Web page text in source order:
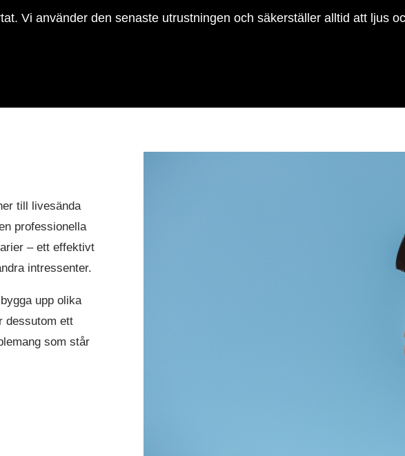
Vi använder den senaste utrustningen och säkerställer alltid att ljus
till livesända
professionella
– ett effektivt
intressenter.
upp olika
dessutom ett
som står